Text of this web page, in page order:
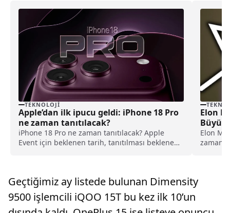
TEKNOLOJI
Apple’dan ilk ipucu geldi: iPhone 18 Pro
ne zaman tanıtılacak?
iPhone 18 Pro ne zaman tanıtılacak? Apple
Event için beklenen tarih, tanıtılması beklenen
Elon
Büyük
Elon
zaman
Geçtiğimiz ay listede bulunan Dimensity
9500 işlemcili iQOO 15T bu kez ilk 10’un